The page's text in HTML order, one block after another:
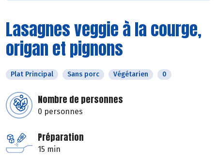
Lasagnes veggie à la courge,
origan et pignons
Plat Principal Sans porc Végétarien 0
Nombre de personnes
0 personnes
Préparation
15 min